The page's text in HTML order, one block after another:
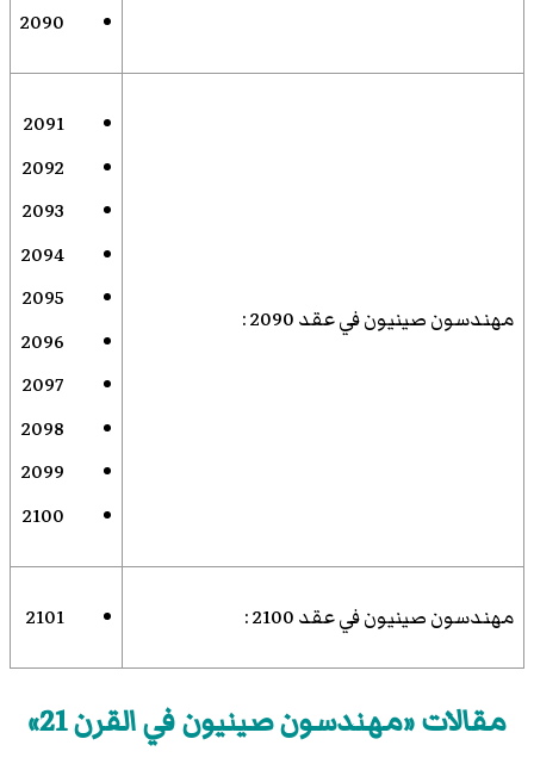
2090
مهندسون صينيون في عقد 2090 :
2091
2092
2093
2094
2095
2096
2097
2098
2099
2100
مهندسون صينيون في عقد 2100 :
2101
مقالات «مهندسون صينيون في القرن 21»